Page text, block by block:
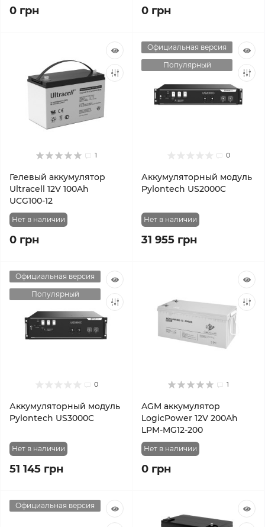
0 грн 0 грн
1
Гелевый аккумулятор
Ultracell 12V 100Ah
UCG100-12
Нет в наличии
0 грн
Официальная версия
Популярный
0
Аккумуляторный модуль
Pylontech US2000C
Нет в наличии
31 955 грн
Официальная версия
Популярный
0
Аккумуляторный модуль
Pylontech US3000C
Нет в наличии
51 145 грн
1
AGM аккумулятор
LogicPower 12V 200Ah
LPM-MG12-200
Нет в наличии
0 грн
Официальная версия